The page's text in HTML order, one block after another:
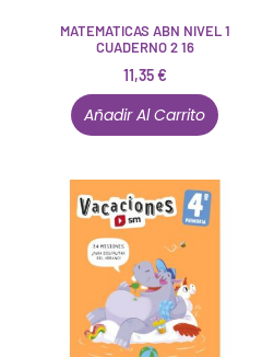
MATEMATICAS ABN NIVEL 1
CUADERNO 2 16
11,35€
Añadir Al Carrito